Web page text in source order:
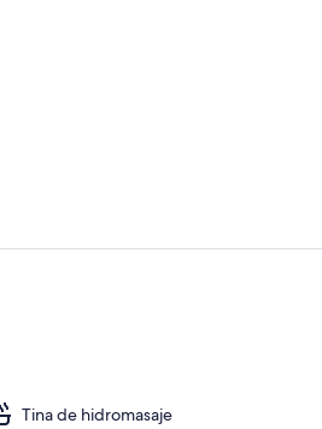
Tina de hidromasaje